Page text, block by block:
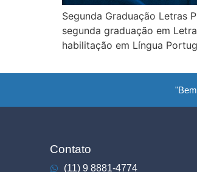
Segunda Graduação Letras
segunda graduação em
habilitação em Língua
Contato
(11) 9 8881-4774